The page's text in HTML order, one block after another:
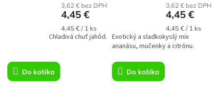
3,62 € bez DPH
4,45 €
Jednotková
cena:
4,45 € / 1 ks
Do košíka
Chladivá chuť jahôd.
3,62 € bez DPH
4,45 €
Jednotková
cena:
4,45 € / 1 ks
Do košíka
Exotický a sladkokyslý mix
ananásu, mučenky a citrónu.